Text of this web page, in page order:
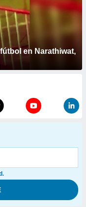
en Narathiwat,